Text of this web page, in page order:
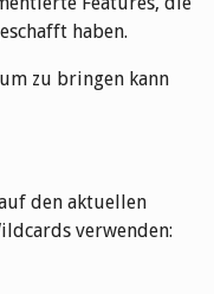
haben.
zu bringen kann
den aktuellen
verwenden: